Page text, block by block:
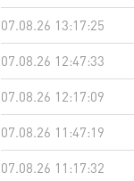
07.08.26 13:17:25
07.08.26 12:47:33
07.08.26 12:17:09
07.08.26 11:47:19
07.08.26 11:17:32